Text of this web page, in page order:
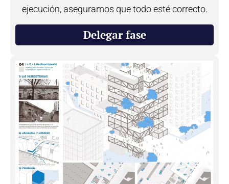
ejecución, aseguramos que todo esté correcto.
Delegar fase